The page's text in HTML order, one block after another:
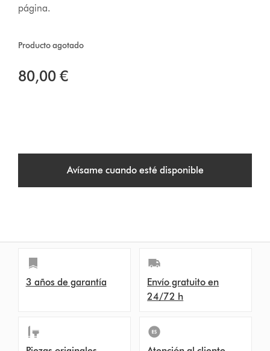
página.
Producto agotado
80,00 €
Avísame cuando esté disponible
3 años de garantía
Envío gratuito en
24/72 h